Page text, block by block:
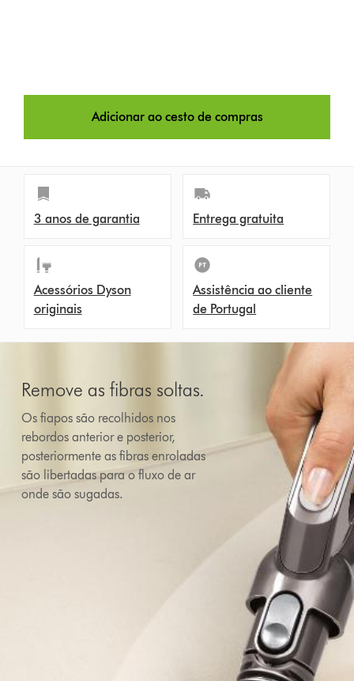
Adicionar ao cesto de compras
3 anos de garantia Entrega gratuita
Acessórios Dyson
originais
Assistência ao cliente
de Portugal
Remove as fibras soltas.
Os fiapos são recolhidos nos
rebordos anterior e posterior,
posteriormente as fibras enroladas
são libertadas para o fluxo de ar
onde são sugadas.